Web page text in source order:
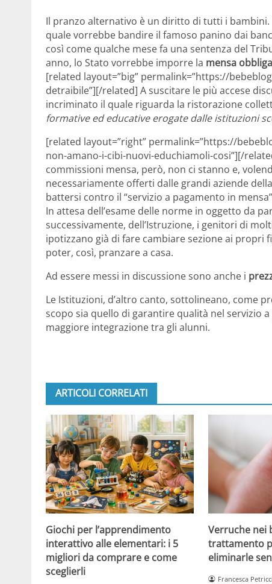
Il pranzo alternativo è un diritto di tutti i bambini.
quale vorrebbe bandire il famoso panino dai
così come qualche mese fa una sentenza del
anno, lo Stato vorrebbe imporre la mensa
[related layout=”big” permalink=”https://
detraibile”][/related] A suscitare le più accese
incriminato il quale riguarda la ristorazione
formative ed educative erogate dalle istituzioni
[related layout=”right” permalink=”https://
non-amano-i-cibi-nuovi-educhiamoli-cosi”][/
commissioni mensa, però, non ci stanno e,
necessariamente offerti dalle grandi aziende
battersi contro il “servizio a pagamento in
In attesa dell’esame delle norme in oggetto da
successivamente, dell’Istruzione, i genitori di
ipotizzano già di fare cambiare sezione ai
poter, così, pranzare a casa.
Ad essere messi in discussione sono anche i
Le Istituzioni, d’altro canto, sottolineano, come
scopo sia quello di garantire qualità nel servizio
maggiore integrazione tra gli alunni.
ARTICOLI CORRELATI
Giochi per l’apprendimento
interattivo alle elementari: i 5
migliori da comprare e come
sceglierli
Verruche nei
trattamento
eliminarle
Francesca